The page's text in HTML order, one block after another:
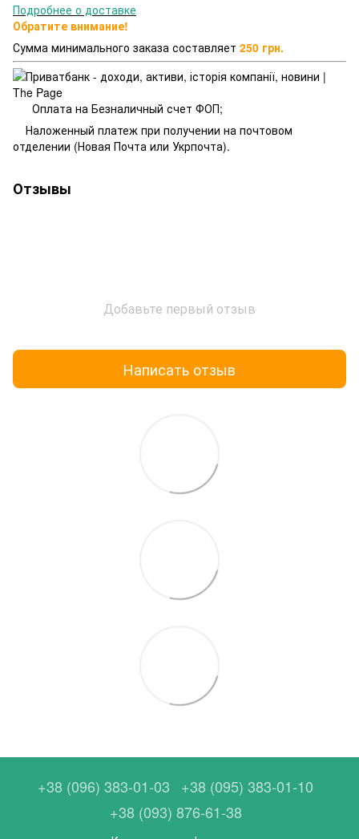
Подробнее о доставке
Обратите внимание!
Сумма минимального заказа составляет 250 грн.
Оплата на Безналичный счет ФОП;
Наложенный платеж при получении на почтовом
отделении (Новая Почта или Укрпочта).
Отзывы
Добавьте первый отзыв
Написать отзыв
+38 (096) 383-01-03
+38 (095) 383-01-10
+38 (093) 876-61-38